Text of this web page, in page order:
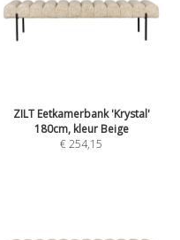
ZILT Eetkamerbank 'Krystal'
180cm, kleur Beige
€ 254,15